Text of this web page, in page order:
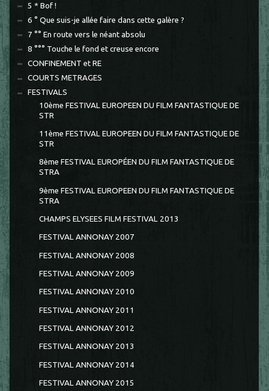
5 * Bof !
6 ° Que suis-je allée faire dans cette galère ?
7 °° En route vers le néant absolu
8 °°° Touche le fond et creuse encore
CONFINEMENT et RE
COURTS METRAGES
FESTIVALS
10ème FESTIVAL EUROPEEN DU FILM FANTASTIQUE DE
STR
11ème FESTIVAL EUROPEEN DU FILM FANTASTIQUE DE
STR
8ème FESTIVAL EUROPÉEN DU FILM FANTASTIQUE DE
STRA
9ème FESTIVAL EUROPEEN DU FILM FANTASTIQUE DE
STRA
CHAMPS ELYSEES FILM FESTIVAL 2013
FESTIVAL ANNONAY 2007
FESTIVAL ANNONAY 2008
FESTIVAL ANNONAY 2009
FESTIVAL ANNONAY 2010
FESTIVAL ANNONAY 2011
FESTIVAL ANNONAY 2012
FESTIVAL ANNONAY 2013
FESTIVAL ANNONAY 2014
FESTIVAL ANNONAY 2015